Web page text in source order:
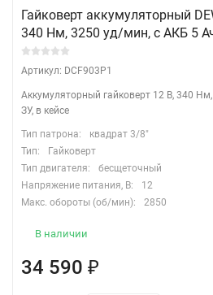
Гайковерт аккумуляторный
340 Нм, 3250 уд/мин, с АКБ 5
Артикул: DCF903P1
Аккумуляторный гайковерт 12 В, 340
ЗУ, в кейсе
Тип патрона:
квадрат 3/8"
Тип:
Гайковерт
Тип двигателя:
бесщеточный
Напряжение питания, В:
12
Макс. обороты (об/мин):
2850
В наличии
34 590 ₽